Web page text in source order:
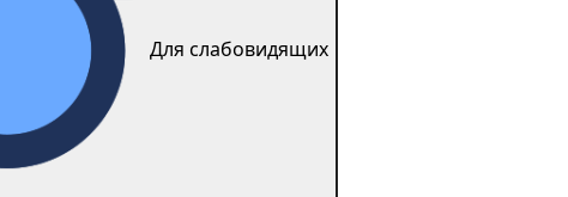
Для слабовидящиx